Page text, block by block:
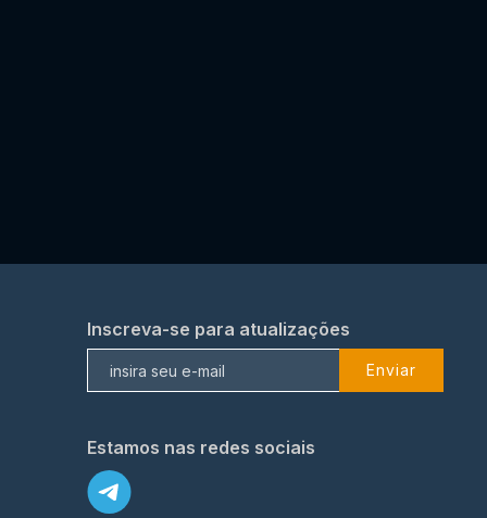
Inscreva-se para atualizações
Enviar
Estamos nas redes sociais